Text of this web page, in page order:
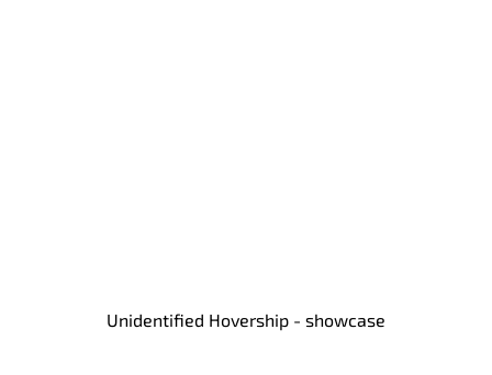
Unidentified Hovership - showcase